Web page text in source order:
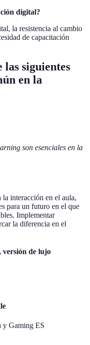
digital?
la resistencia al cambio
de capacitación
siguientes
en la
son esenciales en la
interacción en el aula,
para un futuro en el que
Implementar
la diferencia en el
versión de lujo
y Gaming ES